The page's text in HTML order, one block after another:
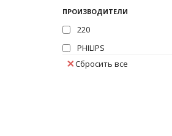
ПРОИЗВОДИТЕЛИ
220
PHILIPS
Сбросить все